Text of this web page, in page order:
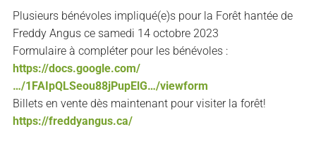
Plusieurs bénévoles impliqué(e)s pour la Forêt hantée de
Freddy Angus ce samedi 14 octobre 2023
Formulaire à compléter pour les bénévoles :
https://docs.google.com/
…/1FAIpQLSeou88jPupElG…/viewform
Billets en vente dès maintenant pour visiter la forêt!
https://freddyangus.ca/